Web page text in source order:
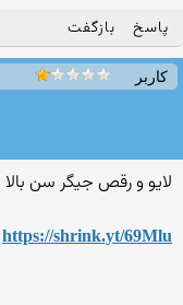
پاسخ بازگفت
کاربر
لایو و رقص جیگر سن بالا
https://shrink.yt/69Mlu